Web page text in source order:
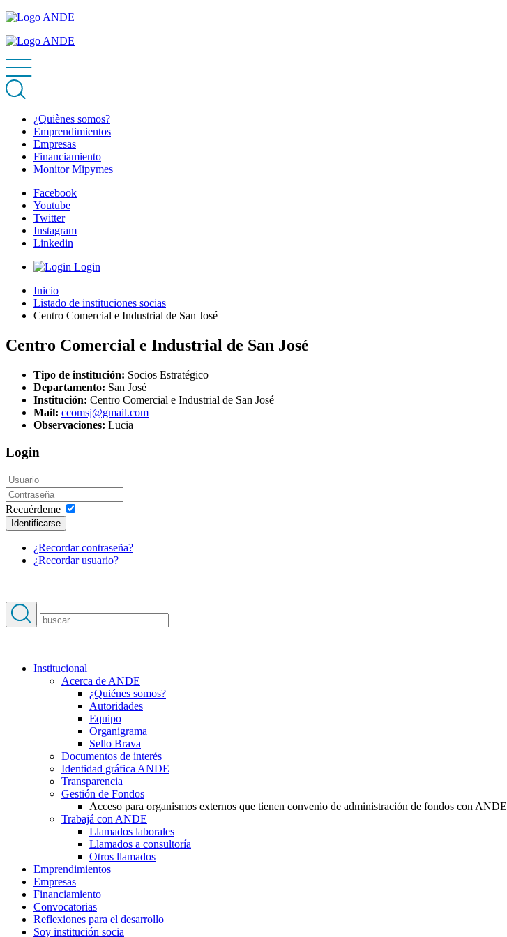
¿Quiènes somos?
Emprendimientos
Empresas
Financiamiento
Monitor Mipymes
Facebook
Youtube
Twitter
Instagram
Linkedin
Login
Inicio
Listado de instituciones socias
Centro Comercial e Industrial de San José
Centro Comercial e Industrial de San José
Tipo de institución: Socios Estratégico
Departamento: San José
Institución: Centro Comercial e Industrial de San José
Mail: ccomsj@gmail.com
Observaciones: Lucia
Login
Recuérdeme
Identificarse
¿Recordar contraseña?
¿Recordar usuario?
Institucional
Acerca de ANDE
¿Quiénes somos?
Autoridades
Equipo
Organigrama
Sello Brava
Documentos de interés
Identidad gráfica ANDE
Transparencia
Gestión de Fondos
Acceso para organismos externos que tienen convenio de administración de fondos con ANDE
Trabajá con ANDE
Llamados laborales
Llamados a consultoría
Otros llamados
Emprendimientos
Empresas
Financiamiento
Convocatorias
Reflexiones para el desarrollo
Soy institución socia